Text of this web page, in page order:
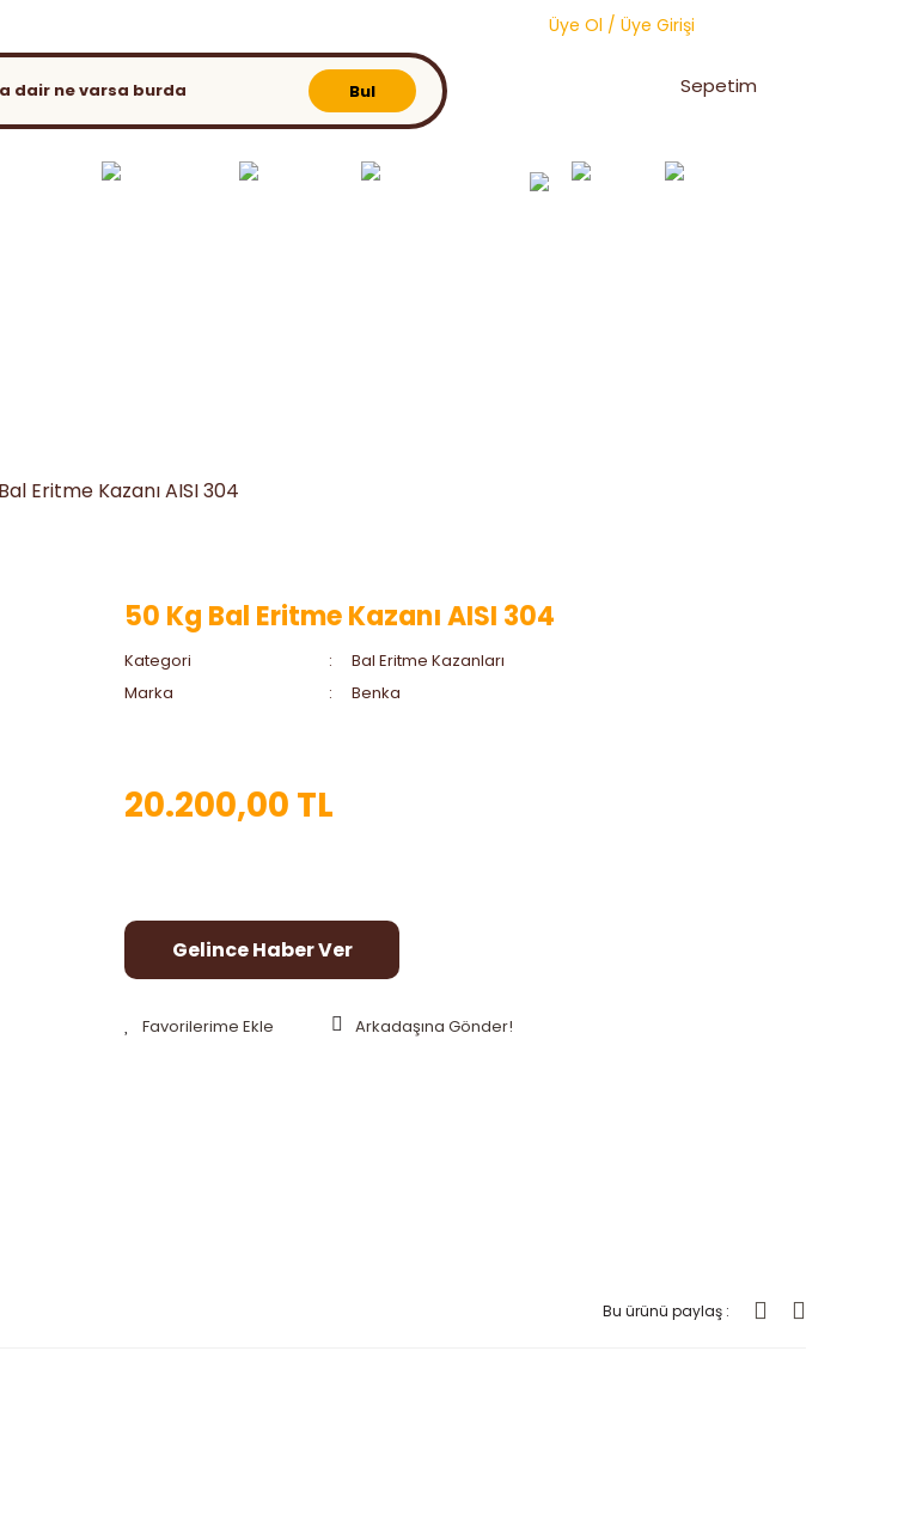
Üye Ol / Üye Girişi
Bul Sepetim
Eritme Kazanı AISI 304
50 Kg Bal Eritme Kazanı AISI 304
Kategori
Bal Eritme Kazanları
Marka
Benka
20.200,00 TL
Gelince Haber Ver
Arkadaşına Gönder!
Bu ürünü paylaş :